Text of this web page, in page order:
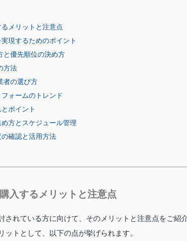
メリットと注意点
現するためのポイント
と優先順位の決め方
方法
者の選び方
ォームのトレンド
ポイント
方とスケジュール管理
の確認と活用方法
入するメリットと注意点
されている方に向けて、そのメリットと注意点をご紹
ットとして、以下の点が挙げられます。